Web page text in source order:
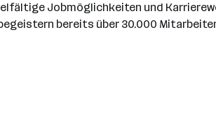
Jobmöglichkeiten und
bereits über 30.000